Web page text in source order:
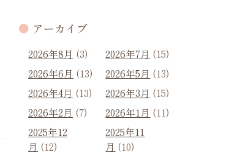
アーカイブ
2026年8月 (3) 2026年7月 (15)
2026年6月 (13) 2026年5月 (13)
2026年4月 (13) 2026年3月 (15)
2026年2月 (7) 2026年1月 (11)
2025年12
月 (12)
2025年11
月 (10)